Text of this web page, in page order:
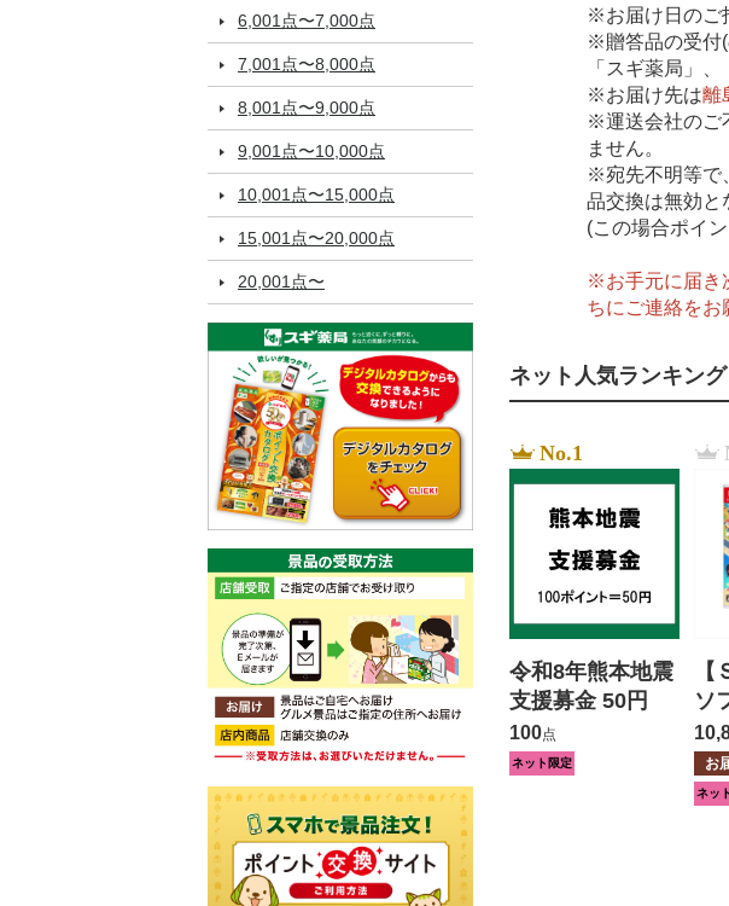
6,001点〜7,000点
7,001点〜8,000点
8,001点〜9,000点
9,001点〜10,000点
10,001点〜15,000点
15,001点〜20,000点
20,001点〜
※お届け日のご
※贈答品の受付(
「スギ薬局」
※お届け先は離
※運送会社のご
ません。
※宛先不明等で
品交換は無効と
(この場合ポイ
※お手元に届き
ちにご連絡をお
ネット人気ランキング
No.1
令和8年熊本地震
支援募金 50円
100点
ネット限定
ソ
ダ
ン
活
お
ネッ